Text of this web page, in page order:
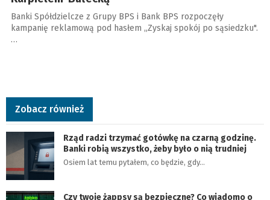
Banki Spółdzielcze z Grupy BPS i Bank BPS rozpoczęły
kampanię reklamową pod hasłem „Zyskaj spokój po sąsiedzku".
…
Zobacz również
Rząd radzi trzymać gotówkę na czarną godzinę.
Banki robią wszystko, żeby było o nią trudniej
Osiem lat temu pytałem, co będzie, gdy…
Czy twoje żappsy są bezpieczne? Co wiadomo o